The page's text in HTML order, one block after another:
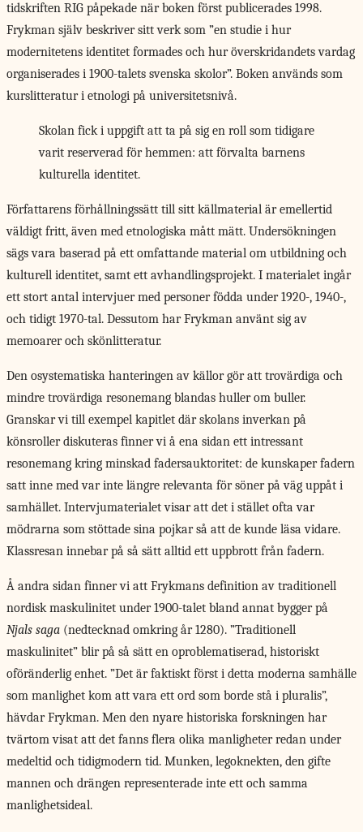
tidskriften RIG påpekade när boken först publicerades 1998.
Frykman själv beskriver sitt verk som ”en studie i hur
modernitetens identitet formades och hur överskridandets vardag
organiserades i 1900-talets svenska skolor”. Boken används som
kurslitteratur i etnologi på universitetsnivå.
Skolan fick i uppgift att ta på sig en roll som tidigare
varit reserverad för hemmen: att förvalta barnens
kulturella identitet.
Författarens förhållningssätt till sitt källmaterial är emellertid
väldigt fritt, även med etnologiska mått mätt. Undersökningen
sägs vara baserad på ett omfattande material om utbildning och
kulturell identitet, samt ett avhandlingsprojekt. I materialet ingår
ett stort antal intervjuer med personer födda under 1920-, 1940-,
och tidigt 1970-tal. Dessutom har Frykman använt sig av
memoarer och skönlitteratur.
Den osystematiska hanteringen av källor gör att trovärdiga och
mindre trovärdiga resonemang blandas huller om buller.
Granskar vi till exempel kapitlet där skolans inverkan på
könsroller diskuteras finner vi å ena sidan ett intressant
resonemang kring minskad fadersauktoritet: de kunskaper fadern
satt inne med var inte längre relevanta för söner på väg uppåt i
samhället. Intervjumaterialet visar att det i stället ofta var
mödrarna som stöttade sina pojkar så att de kunde läsa vidare.
Klassresan innebar på så sätt alltid ett uppbrott från fadern.
Å andra sidan finner vi att Frykmans definition av traditionell
nordisk maskulinitet under 1900-talet bland annat bygger på
Njals saga (nedtecknad omkring år 1280). ”Traditionell
maskulinitet” blir på så sätt en oproblematiserad, historiskt
oföränderlig enhet. ”Det är faktiskt först i detta moderna samhälle
som manlighet kom att vara ett ord som borde stå i pluralis”,
hävdar Frykman. Men den nyare historiska forskningen har
tvärtom visat att det fanns flera olika manligheter redan under
medeltid och tidigmodern tid. Munken, legoknekten, den gifte
mannen och drängen representerade inte ett och samma
manlighetsideal.